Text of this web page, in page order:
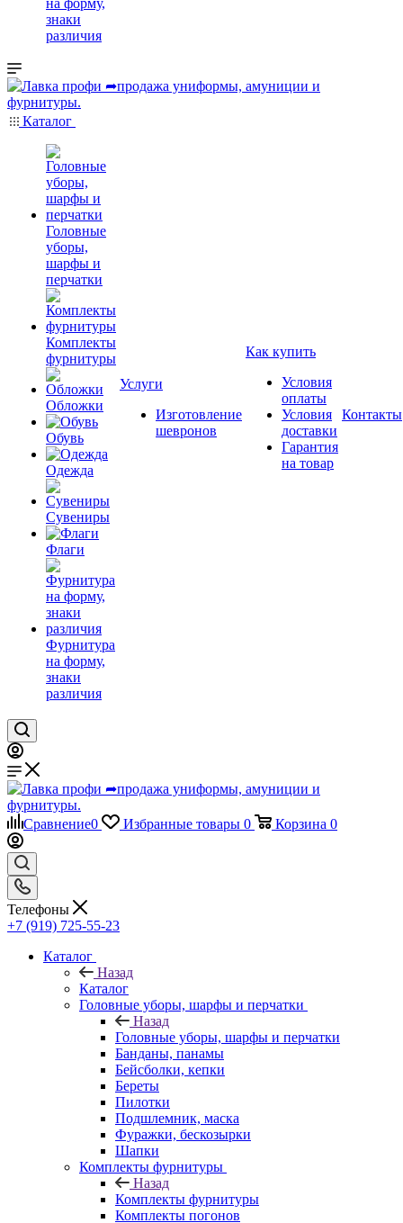
на форму,
знаки
различия
Каталог
Головные
уборы,
шарфы и
перчатки
Комплекты
фурнитуры
Обложки
Обувь
Одежда
Сувениры
Флаги
Фурнитура
на форму,
знаки
различия
Услуги
Изготовление
шевронов
Как купить
Условия
оплаты
Условия
доставки
Гарантия
на товар
Контакты
Сравнение0 Избранные товары 0 Корзина 0
Телефоны
+7 (919) 725-55-23
Каталог
Назад
Каталог
Головные уборы, шарфы и перчатки
Назад
Головные уборы, шарфы и перчатки
Банданы, панамы
Бейсболки, кепки
Береты
Пилотки
Подшлемник, маска
Фуражки, бескозырки
Шапки
Комплекты фурнитуры
Назад
Комплекты фурнитуры
Комплекты погонов